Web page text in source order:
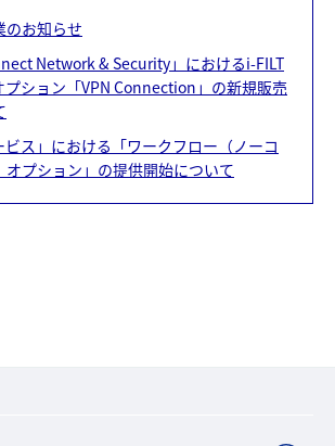
のお知らせ
Network & Security」におけるi-FILT
プション「VPN Connection」の新規販売
ビス」における「ワークフロー（ノーコ
オプション」の提供開始について